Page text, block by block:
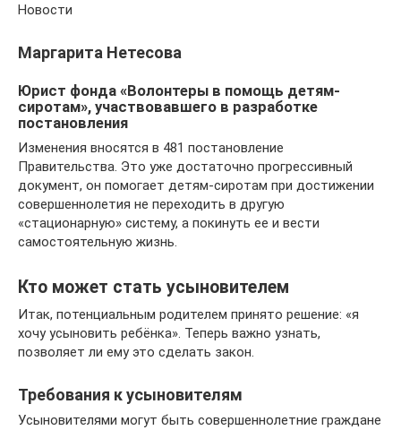
Новости
Маргарита Нетесова
Юрист фонда «Волонтеры в помощь детям-
сиротам», участвовавшего в разработке
постановления
Изменения вносятся в 481 постановление
Правительства. Это уже достаточно прогрессивный
документ, он помогает детям-сиротам при достижении
совершеннолетия не переходить в другую
«стационарную» систему, а покинуть ее и вести
самостоятельную жизнь.
Кто может стать усыновителем
Итак, потенциальным родителем принято решение: «я
хочу усыновить ребёнка». Теперь важно узнать,
позволяет ли ему это сделать закон.
Требования к усыновителям
Усыновителями могут быть совершеннолетние граждане